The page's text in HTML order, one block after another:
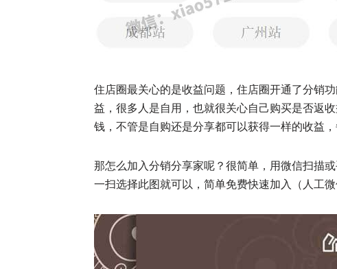
住店圈最关心的是收益问题，住店圈开通了分销
益，很多人是自用，也就很关心自己购买是否返
钱，不管是自购还是分享都可以获得一样的收益，
那怎么加入分销分享家呢？很简单，用微信扫描
一扫选择此图就可以，简单免费快速加入（人工微